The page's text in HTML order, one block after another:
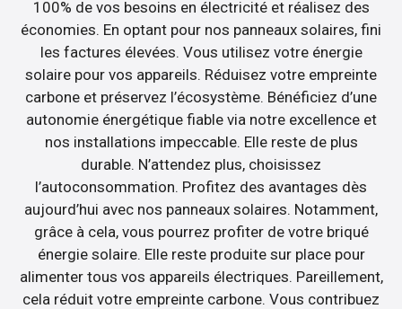
100% de vos besoins en électricité et réalisez des
économies. En optant pour nos panneaux solaires, fini
les factures élevées. Vous utilisez votre énergie
solaire pour vos appareils. Réduisez votre empreinte
carbone et préservez l’écosystème. Bénéficiez d’une
autonomie énergétique fiable via notre excellence et
nos installations impeccable. Elle reste de plus
durable. N’attendez plus, choisissez
l’autoconsommation. Profitez des avantages dès
aujourd’hui avec nos panneaux solaires. Notamment,
grâce à cela, vous pourrez profiter de votre briqué
énergie solaire. Elle reste produite sur place pour
alimenter tous vos appareils électriques. Pareillement,
cela réduit votre empreinte carbone. Vous contribuez